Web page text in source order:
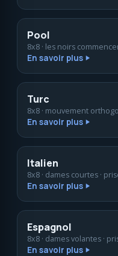
Pool
8x8 · les noirs
En savoir plus
Turc
8x8 · mouvement
En savoir plus
Italien
8x8 · dames courtes ·
En savoir plus
Espagnol
8x8 · dames volantes ·
En savoir plus